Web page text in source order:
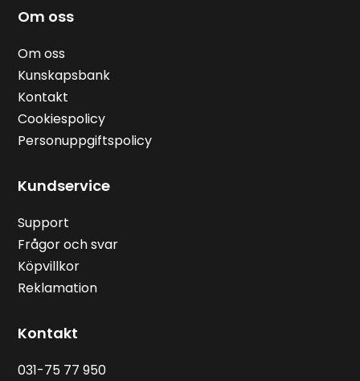
Om oss
Om oss
Kunskapsbank
Kontakt
Cookiespolicy
Personuppgiftspolicy
Kundservice
Support
Frågor och svar
Köpvillkor
Reklamation
Kontakt
031-75 77 950